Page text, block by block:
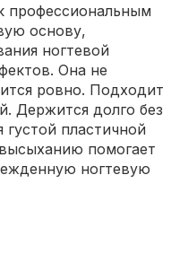
профессиональным
основу,
ногтевой
Она не
ровно. Подходит
Держится долго без
густой пластичной
помогает
ногтевую